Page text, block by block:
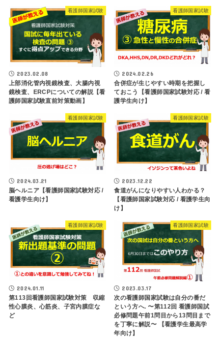
看護師国家試験
2023.02.08
上部消化管内視鏡検査、大腸内視
鏡検査、ERCPについての解説【看
護師国家試験直前対策動画】
看護師国家試験
2024.02.26
合併症が生じやすい時期を把握し
ておこう【看護師国家試験対応 / 看
護学生向け】
看護師国家試験
2024.03.21
脳ヘルニア【看護師国家試験対応 /
看護学生向け】
看護師国家試験
2023.12.22
食道がんになりやすい人わかる？
【看護師国家試験対応 / 看護学生向
け】
看護師国家試験
2024.01.11
第113回看護師国家試験対策 収縮
性心膜炎、心筋炎、子宮内膜症な
ど
看護師国家試験
2023.03.17
次の看護師国家試験は自分の番だ
という方へ. 〜第112回 看護師国試
必修問題午前1問目から13問目まで
を丁寧に解説〜 【看護学生最高学
年向け】